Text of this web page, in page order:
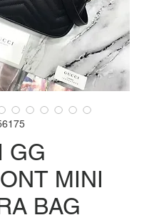
GG
MINI
BAG